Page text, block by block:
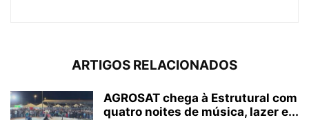
ARTIGOS RELACIONADOS
AGROSAT chega à Estrutural com
quatro noites de música, lazer e...